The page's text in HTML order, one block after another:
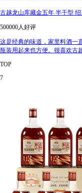
古越龙山库藏金五年 半干型
500000人好评
这是经典的味道，家里料酒一
瓶装用起来也方便。很喜欢古
TOP
7